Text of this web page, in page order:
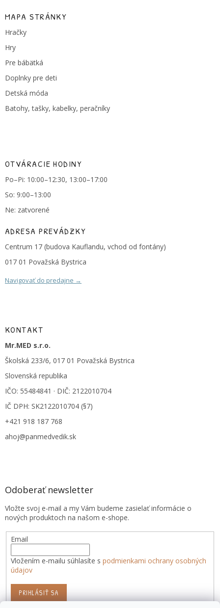
MAPA STRÁNKY
Hračky
Hry
Pre bábätká
Doplnky pre deti
Detská móda
Batohy, tašky, kabelky, peračníky
OTVÁRACIE HODINY
Po–Pi: 10:00–12:30, 13:00–17:00
So: 9:00–13:00
Ne: zatvorené
ADRESA PREVÁDZKY
Centrum 17 (budova Kauflandu, vchod od fontány)
017 01 Považská Bystrica
Navigovať do predajne →
KONTAKT
Mr.MED s.r.o.
Školská 233/6, 017 01 Považská Bystrica
Slovenská republika
IČO: 55484841 · DIČ: 2122010704
IČ DPH: SK2122010704 (§7)
+421 918 187 768
ahoj@panmedvedik.sk
Odoberať newsletter
Vložte svoj e-mail a my Vám budeme zasielať informácie o
nových produktoch na našom e-shope.
Email
Vložením e-mailu súhlasíte s podmienkami ochrany osobných
údajov
PRIHLÁSIŤ SA